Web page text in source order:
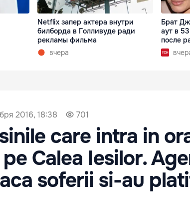
Netflix запер актера внутри
билборда в Голливуде ради
рекламы фильма
вчера
Брат
аут в
после
2016, 18:38 701
care intra in
Calea Iesilor.
soferii si-au